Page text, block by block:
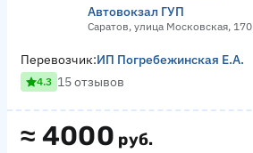
Автовокзал ГУП
Саратов, улица Московская, 170
≈ 4000 руб.
Перевозчик:ИП Погребежинская Е.А.
4.3 15 отзывов